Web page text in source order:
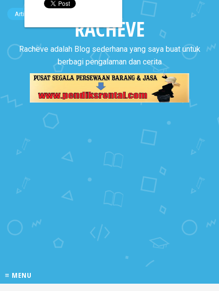
RACHEVE
Racheve adalah Blog sederhana yang saya buat untuk
berbagi pengalaman dan cerita
≡ MENU
Artikel